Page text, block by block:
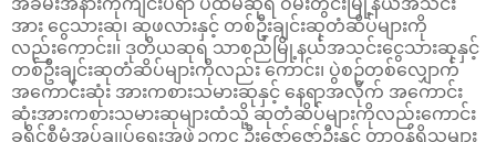
အား ငွေသားဆု၊ ဆုဖလားနှင့် တစ်ဦးချင်းဆုတံဆိပ်များကို
လည်းကောင်း၊၊ ဒုတိယဆုရ သာစည်မြို့နယ်အသင်းငွေသားဆုနှင့်
တစ်ဦးချင်းဆုတံဆိပ်များကိုလည်း ကောင်း၊ ပွဲစဉ်တစ်လျှောက်
အကောင်းဆုံး အားကစားသမားဆုနှင့် နေရာအလိုက် အကောင်း
ဆုံးအားကစားသမားဆုများထံသို့ ဆုတံဆိပ်များကိုလည်းကောင်း
ခရိုင်စီမံအုပ်ချုပ်ရေးအဖွဲ့ဥက္ကဋ္ဌ ဦးဇော်ဇော်ဦးနှင့် တာဝန်ရှိသူများ